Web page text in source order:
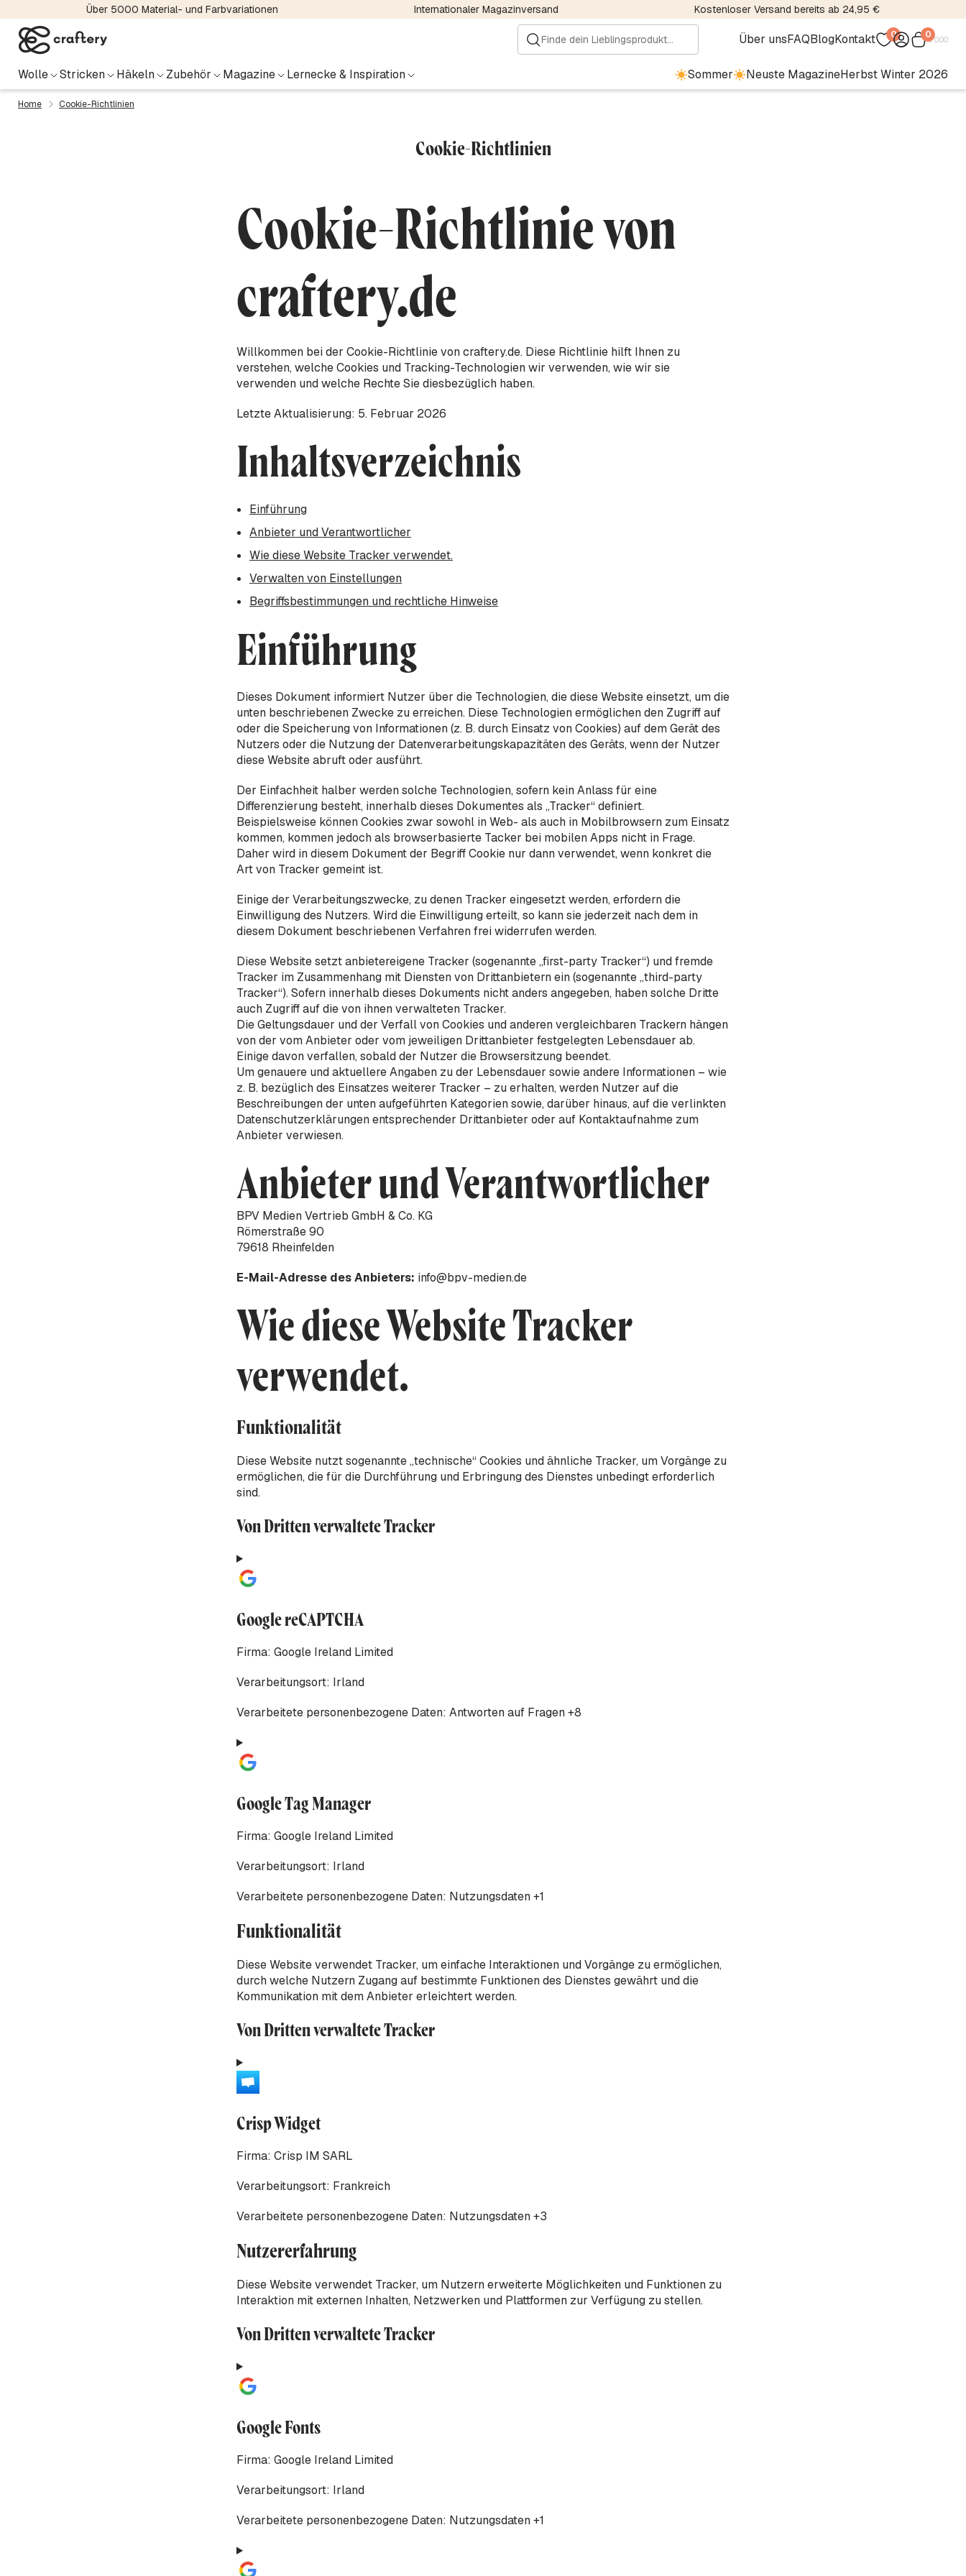
Über 5000 Material- und Farbvariationen Internationaler Magazinversand Kostenloser Versand bereits ab 24,95 €
Über unsFAQBlogKontakt 0 0€0.00
Wolle Stricken Häkeln Zubehör Magazine Lernecke & Inspiration Sommer Neuste MagazineHerbst Winter 2026
Home Cookie-Richtlinien
Cookie-Richtlinien
Cookie-Richtlinie von
craftery.de
Willkommen bei der Cookie-Richtlinie von craftery.de. Diese Richtlinie hilft Ihnen zu
verstehen, welche Cookies und Tracking-Technologien wir verwenden, wie wir sie
verwenden und welche Rechte Sie diesbezüglich haben.
Letzte Aktualisierung: 5. Februar 2026
Inhaltsverzeichnis
Einführung
Anbieter und Verantwortlicher
Wie diese Website Tracker verwendet.
Verwalten von Einstellungen
Begriffsbestimmungen und rechtliche Hinweise
Einführung
Dieses Dokument informiert Nutzer über die Technologien, die diese Website einsetzt, um die
unten beschriebenen Zwecke zu erreichen. Diese Technologien ermöglichen den Zugriff auf
oder die Speicherung von Informationen (z. B. durch Einsatz von Cookies) auf dem Gerät des
Nutzers oder die Nutzung der Datenverarbeitungskapazitäten des Geräts, wenn der Nutzer
diese Website abruft oder ausführt.
Der Einfachheit halber werden solche Technologien, sofern kein Anlass für eine
Differenzierung besteht, innerhalb dieses Dokumentes als „Tracker“ definiert.
Beispielsweise können Cookies zwar sowohl in Web- als auch in Mobilbrowsern zum Einsatz
kommen, kommen jedoch als browserbasierte Tacker bei mobilen Apps nicht in Frage.
Daher wird in diesem Dokument der Begriff Cookie nur dann verwendet, wenn konkret die
Art von Tracker gemeint ist.
Einige der Verarbeitungszwecke, zu denen Tracker eingesetzt werden, erfordern die
Einwilligung des Nutzers. Wird die Einwilligung erteilt, so kann sie jederzeit nach dem in
diesem Dokument beschriebenen Verfahren frei widerrufen werden.
Diese Website setzt anbietereigene Tracker (sogenannte „first-party Tracker“) und fremde
Tracker im Zusammenhang mit Diensten von Drittanbietern ein (sogenannte „third-party
Tracker“). Sofern innerhalb dieses Dokuments nicht anders angegeben, haben solche Dritte
auch Zugriff auf die von ihnen verwalteten Tracker.
Die Geltungsdauer und der Verfall von Cookies und anderen vergleichbaren Trackern hängen
von der vom Anbieter oder vom jeweiligen Drittanbieter festgelegten Lebensdauer ab.
Einige davon verfallen, sobald der Nutzer die Browsersitzung beendet.
Um genauere und aktuellere Angaben zu der Lebensdauer sowie andere Informationen – wie
z. B. bezüglich des Einsatzes weiterer Tracker – zu erhalten, werden Nutzer auf die
Beschreibungen der unten aufgeführten Kategorien sowie, darüber hinaus, auf die verlinkten
Datenschutzerklärungen entsprechender Drittanbieter oder auf Kontaktaufnahme zum
Anbieter verwiesen.
Anbieter und Verantwortlicher
BPV Medien Vertrieb GmbH & Co. KG
Römerstraße 90
79618 Rheinfelden
E-Mail-Adresse des Anbieters: info@bpv-medien.de
Wie diese Website Tracker
verwendet.
Funktionalität
Diese Website nutzt sogenannte „technische“ Cookies und ähnliche Tracker, um Vorgänge zu
ermöglichen, die für die Durchführung und Erbringung des Dienstes unbedingt erforderlich
sind.
Von Dritten verwaltete Tracker
Google reCAPTCHA
Firma: Google Ireland Limited
Verarbeitungsort: Irland
Verarbeitete personenbezogene Daten: Antworten auf Fragen +8
Google Tag Manager
Firma: Google Ireland Limited
Verarbeitungsort: Irland
Verarbeitete personenbezogene Daten: Nutzungsdaten +1
Funktionalität
Diese Website verwendet Tracker, um einfache Interaktionen und Vorgänge zu ermöglichen,
durch welche Nutzern Zugang auf bestimmte Funktionen des Dienstes gewährt und die
Kommunikation mit dem Anbieter erleichtert werden.
Von Dritten verwaltete Tracker
Crisp Widget
Firma: Crisp IM SARL
Verarbeitungsort: Frankreich
Verarbeitete personenbezogene Daten: Nutzungsdaten +3
Nutzererfahrung
Diese Website verwendet Tracker, um Nutzern erweiterte Möglichkeiten und Funktionen zu
Interaktion mit externen Inhalten, Netzwerken und Plattformen zur Verfügung zu stellen.
Von Dritten verwaltete Tracker
Google Fonts
Firma: Google Ireland Limited
Verarbeitungsort: Irland
Verarbeitete personenbezogene Daten: Nutzungsdaten +1